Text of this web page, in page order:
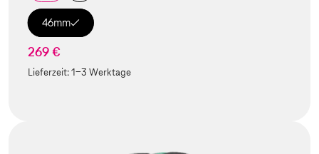
46mm
269 €
Lieferzeit:1-3 Werktage